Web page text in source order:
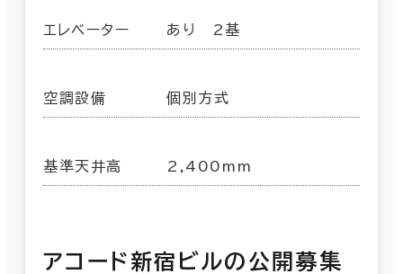
エレベーター あり 2基
空調設備 個別方式
基準天井高 2,400mm
アコード新宿ビルの公開募集